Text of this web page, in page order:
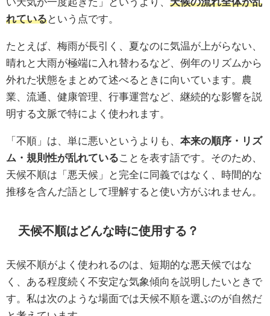
れているという点です。
たとえば、梅雨が長引く、夏なのに気温が上がらない、
晴れと大雨が極端に入れ替わるなど、例年のリズムから
外れた状態をまとめて述べるときに向いています。農
業、流通、健康管理、行事運営など、継続的な影響を説
明する文脈で特によく使われます。
「不順」は、単に悪いというよりも、 本来の順序・リズ
ム・規則性が乱れている ことを表す語です。そのため、
天候不順は「悪天候」と完全に同義ではなく、時間的な
推移を含んだ語として理解すると使い方がぶれません。
天候不順はどんな時に使用する？
天候不順がよく使われるのは、短期的な悪天候ではな
く、ある程度続く不安定な気象傾向を説明したいときで
す。私は次のような場面では天候不順を選ぶのが自然だ